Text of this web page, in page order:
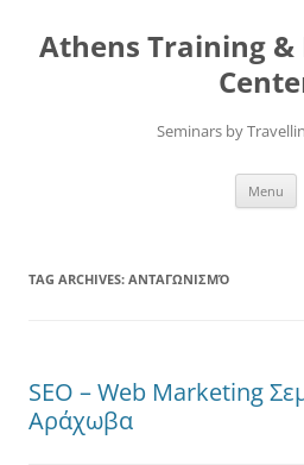
content
Athens Training
Seminars by
Menu
TAG ARCHIVES: ΑΝΤΑΓΩΝΙΣΜΌ
SEO – Web Marketing
Αράχωβα